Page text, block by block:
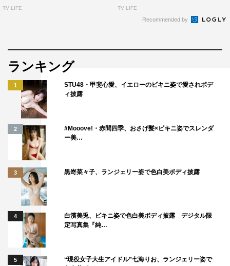
TV LIFE TV LIFE
Recommended by
ランキング
1
STU48・甲斐心愛、イエローのビキニ姿で愛されボデ
ィ披露
2
#Mooove!・赤間四季、おさげ髪×ビキニ姿でスレンダ
ー美…
3 黒嵜菜々子、ランジェリー姿で色白美ボディ披露
4
白濱美兎、ビキニ姿で色白美ボディ披露 デジタル限
定写真集『純…
5
“現役女子大生アイドル”七海りお、ランジェリー姿で